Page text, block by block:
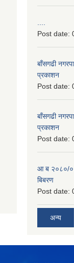
Post date:
बाँसगढी
प्रकाशन
Post date:
बाँसगढी
प्रकाशन
Post date:
आ ब २०८०/
बिबरण
Post date:
अन्य